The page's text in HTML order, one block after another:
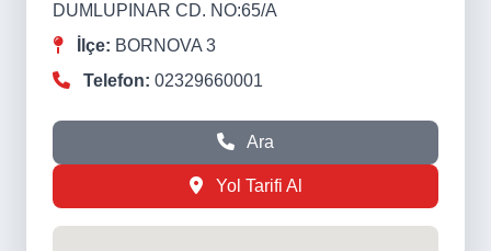
DUMLUPINAR CD. NO:65/A
İlçe: BORNOVA 3
Telefon: 02329660001
Ara
Yol Tarifi Al